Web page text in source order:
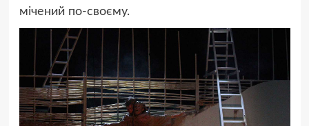
мічений по-своєму.